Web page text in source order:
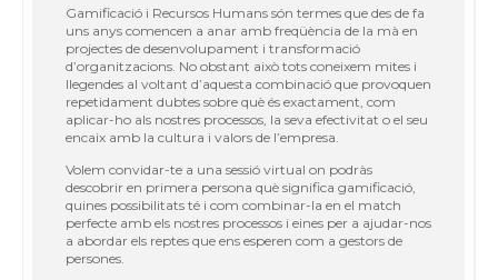
Gamificació i Recursos Humans són termes que des de fa
uns anys comencen a anar amb freqüència de la mà en
projectes de desenvolupament i transformació
d’organitzacions. No obstant això tots coneixem mites i
llegendes al voltant d’aquesta combinació que provoquen
repetidament dubtes sobre què és exactament, com
aplicar-ho als nostres processos, la seva efectivitat o el seu
encaix amb la cultura i valors de l’empresa.
Volem convidar-te a una sessió virtual on podràs
descobrir en primera persona què significa gamificació,
quines possibilitats té i com combinar-la en el match
perfecte amb els nostres processos i eines per a ajudar-nos
a abordar els reptes que ens esperen com a gestors de
persones.